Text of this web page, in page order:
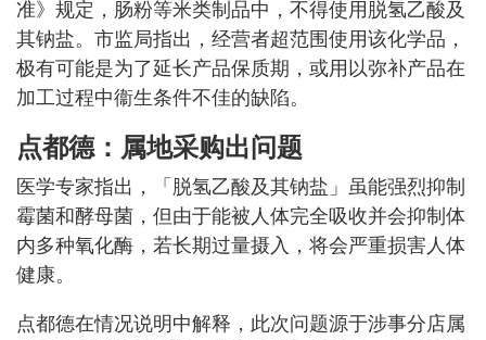
准》规定，肠粉等米类制品中，不得使用脱氢乙酸及
其钠盐。市监局指出，经营者超范围使用该化学品，
极有可能是为了延长产品保质期，或用以弥补产品在
加工过程中衞生条件不佳的缺陷。
点都德：属地采购出问题
医学专家指出，「脱氢乙酸及其钠盐」虽能强烈抑制
霉菌和酵母菌，但由于能被人体完全吸收并会抑制体
内多种氧化酶，若长期过量摄入，将会严重损害人体
健康。
点都德在情况说明中解释，此次问题源于涉事分店属